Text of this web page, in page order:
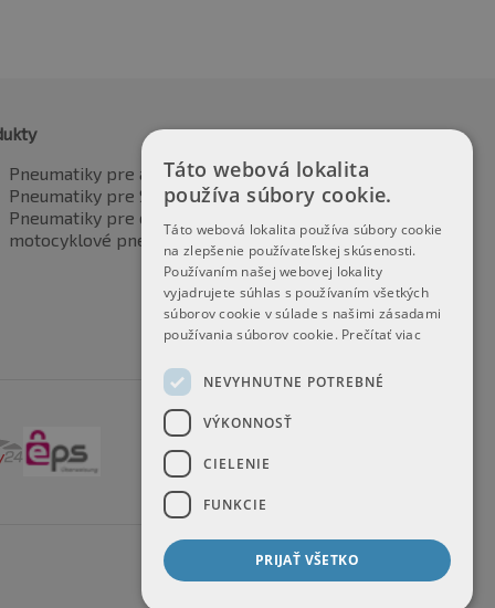
Pneumatiky pre automobily
Pneumatiky pre SUV / 4x4
Pneumatiky pre dodávku
motocyklové pneumatiky
Táto webová lokalita
používa súbory cookie.
Táto webová lokalita používa súbory cookie
na zlepšenie používateľskej skúsenosti.
Používaním našej webovej lokality
vyjadrujete súhlas s používaním všetkých
súborov cookie v súlade s našimi zásadami
používania súborov cookie. Prečítať viac
NEVYHNUTNE POTREBNÉ
VÝKONNOSŤ
CIELENIE
FUNKCIE
PRIJAŤ VŠETKO